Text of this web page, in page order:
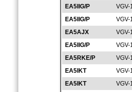
EA5IIG/P
VGV-
EA5IIG/P
VGV-
EA5AJX
VGV-
EA5IIG/P
VGV-
EA5RKE/P
VGV-
EA5IKT
VGV-
EA5IKT
VGV-